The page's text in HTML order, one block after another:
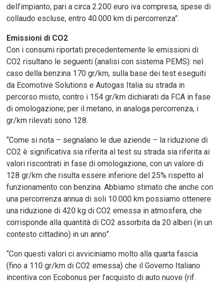
dell’impianto, pari a circa 2.200 euro iva compresa, spese di
collaudo escluse, entro 40.000 km di percorrenza”.
Emissioni di CO2
Con i consumi riportati precedentemente le emissioni di
CO2 risultano le seguenti (analisi con sistema PEMS): nel
caso della benzina 170 gr/km, sulla base dei test eseguiti
da Ecomotive Solutions e Autogas Italia su strada in
percorso misto, contro i 154 gr/km dichiarati da FCA in fase
di omologazione; per il metano, in analoga percorrenza, i
gr/km rilevati sono 128.
“Come si nota – segnalano le due aziende – la riduzione di
CO2 è significativa sia riferita al test su strada sia riferita ai
valori riscontrati in fase di omologazione, con un valore di
128 gr/km che risulta essere inferiore del 25% rispetto al
funzionamento con benzina. Abbiamo stimato che anche con
una percorrenza annua di soli 10.000 km possiamo ottenere
una riduzione di 420 kg di CO2 emessa in atmosfera, che
corrisponde alla quantità di CO2 assorbita da 20 alberi (in un
contesto cittadino) in un anno”.
“Con questi valori ci avviciniamo molto alla quarta fascia
(fino a 110 gr/km di CO2 emessa) che il Governo Italiano
incentiva con Ecobonus per l’acquisto di auto nuove (rif.